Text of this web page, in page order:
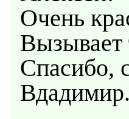
Очень
Вызывает
Спасибо,
Вдадимир.